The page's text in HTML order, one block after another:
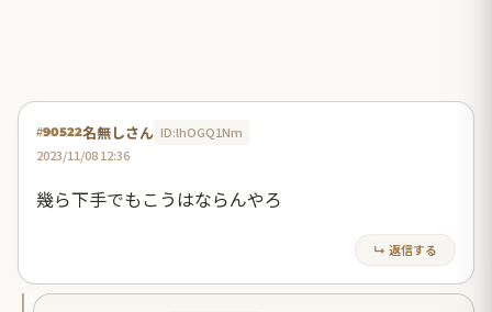
#90522名無しさん ID:lhOGQ1Nm
2023/11/08 12:36
幾ら下手でもこうはならんやろ
↳ 返信する